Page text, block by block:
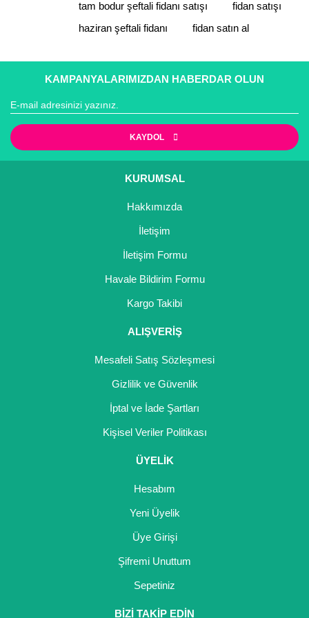
Gönder
tam bodur şeftali fidanı satışı
fidan satışı
haziran şeftali fidanı
fidan satın al
KAMPANYALARIMIZDAN HABERDAR OLUN
KAYDOL
KURUMSAL
Hakkımızda
İletişim
İletişim Formu
Havale Bildirim Formu
Kargo Takibi
ALIŞVERİŞ
Mesafeli Satış Sözleşmesi
Gizlilik ve Güvenlik
İptal ve İade Şartları
Kişisel Veriler Politikası
ÜYELİK
Hesabım
Yeni Üyelik
Üye Girişi
Şifremi Unuttum
Sepetiniz
BİZİ TAKİP EDİN